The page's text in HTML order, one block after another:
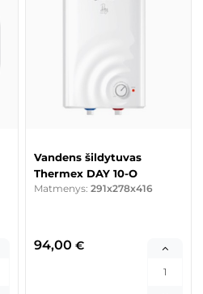
Vandens šildytuvas
Thermex DAY 10-O
Matmenys: 291x278x416
94,00 €